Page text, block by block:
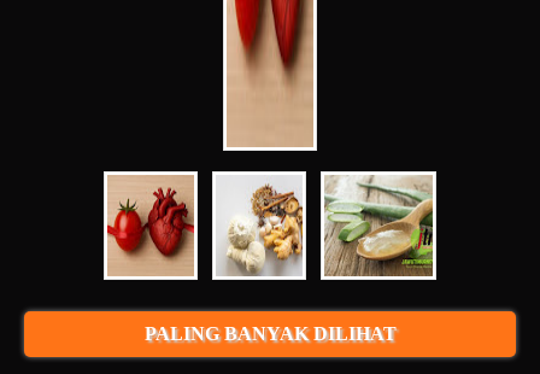
PALING BANYAK DILIHAT